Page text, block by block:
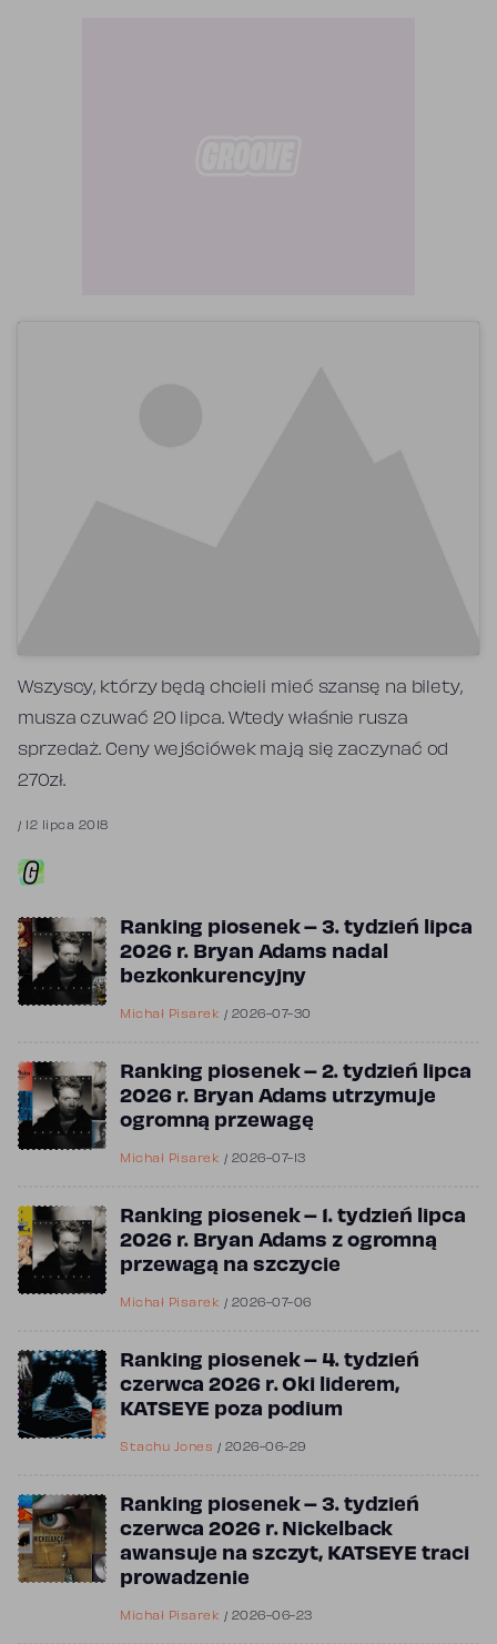
Wszyscy, którzy będą chcieli mieć szansę na bilety,
musza czuwać 20 lipca. Wtedy właśnie rusza
sprzedaż. Ceny wejściówek mają się zaczynać od
270zł.
/ 12 lipca 2018
Ranking piosenek – 3. tydzień lipca
2026 r. Bryan Adams nadal
bezkonkurencyjny
Michał Pisarek / 2026-07-30
Ranking piosenek – 2. tydzień lipca
2026 r. Bryan Adams utrzymuje
ogromną przewagę
Michał Pisarek / 2026-07-13
Ranking piosenek – 1. tydzień lipca
2026 r. Bryan Adams z ogromną
przewagą na szczycie
Michał Pisarek / 2026-07-06
Ranking piosenek – 4. tydzień
czerwca 2026 r. Oki liderem,
KATSEYE poza podium
Stachu Jones / 2026-06-29
Ranking piosenek – 3. tydzień
czerwca 2026 r. Nickelback
awansuje na szczyt, KATSEYE traci
prowadzenie
Michał Pisarek / 2026-06-23